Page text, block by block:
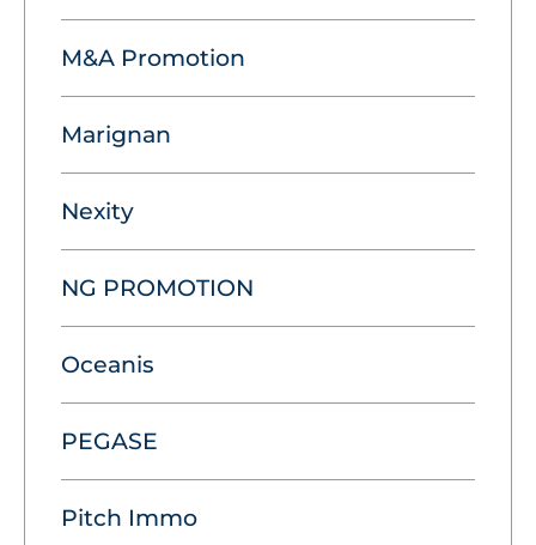
M&A Promotion
Marignan
Nexity
NG PROMOTION
Oceanis
PEGASE
Pitch Immo